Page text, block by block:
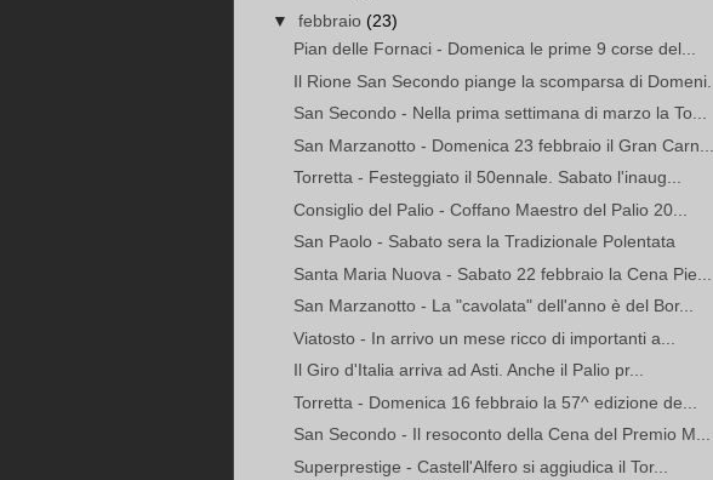
▼ febbraio (23)
Pian delle Fornaci - Domenica le prime 9 corse del...
Il Rione San Secondo piange la scomparsa di Domeni...
San Secondo - Nella prima settimana di marzo la To...
San Marzanotto - Domenica 23 febbraio il Gran Carn...
Torretta - Festeggiato il 50ennale. Sabato l'inaug...
Consiglio del Palio - Coffano Maestro del Palio 20...
San Paolo - Sabato sera la Tradizionale Polentata
Santa Maria Nuova - Sabato 22 febbraio la Cena Pie...
San Marzanotto - La "cavolata" dell'anno è del Bor...
Viatosto - In arrivo un mese ricco di importanti a...
Il Giro d'Italia arriva ad Asti. Anche il Palio pr...
Torretta - Domenica 16 febbraio la 57^ edizione de...
San Secondo - Il resoconto della Cena del Premio M...
Superprestige - Castell'Alfero si aggiudica il Tor...